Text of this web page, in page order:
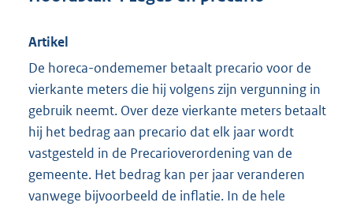
Artikel
De horeca-ondememer betaalt precario voor de
vierkante meters die hij volgens zijn vergunning in
gebruik neemt. Over deze vierkante meters betaalt
hij het bedrag aan precario dat elk jaar wordt
vastgesteld in de Precarioverordening van de
gemeente. Het bedrag kan per jaar veranderen
vanwege bijvoorbeeld de inflatie. In de hele